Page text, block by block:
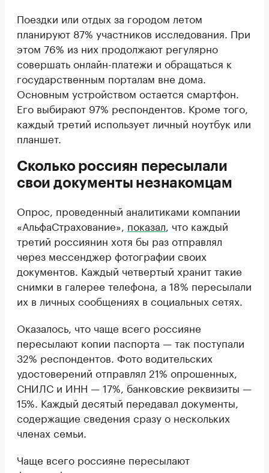
Поездки или отдых за городом летом
планируют 87% участников исследования. При
этом 76% из них продолжают регулярно
совершать онлайн-платежи и обращаться к
государственным порталам вне дома.
Основным устройством остается смартфон.
Его выбирают 97% респондентов. Кроме того,
каждый третий использует личный ноутбук или
планшет.
Сколько россиян пересылали
свои документы незнакомцам
Опрос, проведенный аналитиками компании
«АльфаСтрахование», показал, что каждый
третий россиянин хотя бы раз отправлял
через мессенджер фотографии своих
документов. Каждый четвертый хранит такие
снимки в галерее телефона, а 18% пересылали
их в личных сообщениях в социальных сетях.
Оказалось, что чаще всего россияне
пересылают копии паспорта — так поступали
32% респондентов. Фото водительских
удостоверений отправлял 21% опрошенных,
СНИЛС и ИНН — 17%, банковские реквизиты —
15%. Каждый десятый передавал документы,
содержащие сведения сразу о нескольких
членах семьи.
Чаще всего россияне пересылают